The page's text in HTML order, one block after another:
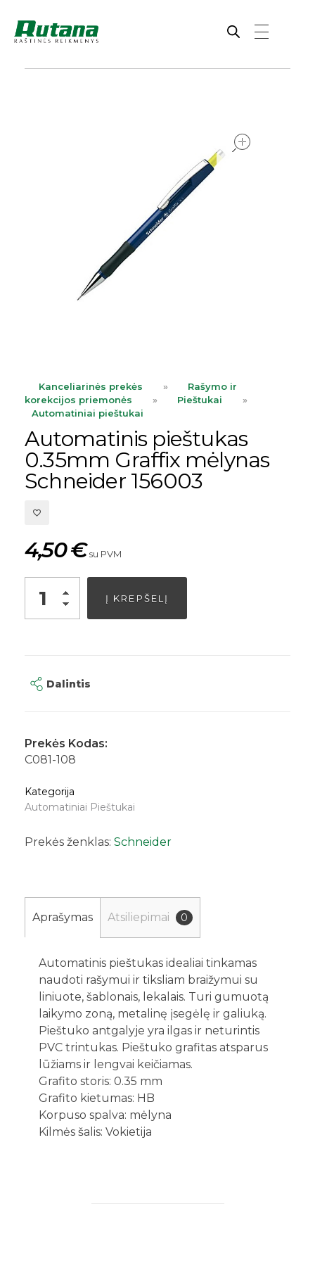
Kanceliarinės prekės »
Rašymo ir
korekcijos priemonės
» Pieštukai
»
Automatiniai pieštukai
Automatinis pieštukas
0.35mm Graffix mėlynas
Schneider 156003
4,50€ su PVM
Į KREPŠELĮ
Dalintis
Prekės Kodas:
C081-108
Kategorija
Automatiniai Pieštukai
Prekės ženklas: Schneider
Aprašymas Atsiliepimai 0
Automatinis pieštukas idealiai tinkamas
naudoti rašymui ir tiksliam braižymui su
liniuote, šablonais, lekalais. Turi gumuotą
laikymo zoną, metalinę įsegėlę ir galiuką.
Pieštuko antgalyje yra ilgas ir neturintis
PVC trintukas. Pieštuko grafitas atsparus
lūžiams ir lengvai keičiamas.
Grafito storis: 0.35 mm
Grafito kietumas: HB
Korpuso spalva: mėlyna
Kilmės šalis: Vokietija